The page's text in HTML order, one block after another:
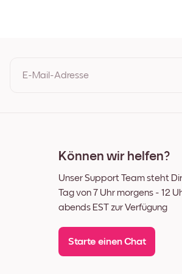
E-Mail-Adresse
Können wir helfen?
Unser Support Team steht
Tag von 7 Uhr morgens - 12
abends EST zur Verfügung
Starte einen Chat